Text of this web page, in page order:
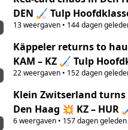
DEN 🏑 Tulp
highlights
13weergaven• 144 dagen
Käppeler returns to
KAM – KZ 🏑 Tulp
‘25/’26 highlights
22weergaven• 152 dagen
Klein Zwitserland
Den Haag 💥 KZ – HUR
Hoofdklasse Men ‘25/
6weergaven• 157 dagen geleden